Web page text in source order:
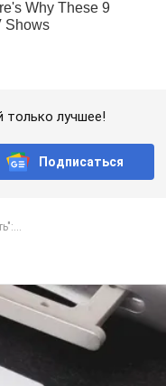
лучшее!
Подписаться